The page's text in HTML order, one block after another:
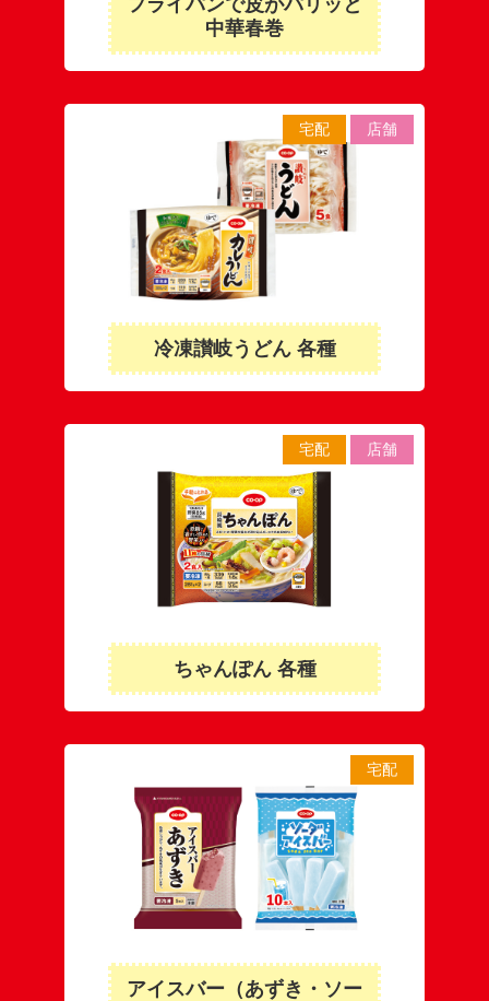
フライパンで皮がパリッと
中華春巻
宅配 店舗
冷凍讃岐うどん 各種
宅配 店舗
ちゃんぽん 各種
宅配
アイスバー（あずき・ソー